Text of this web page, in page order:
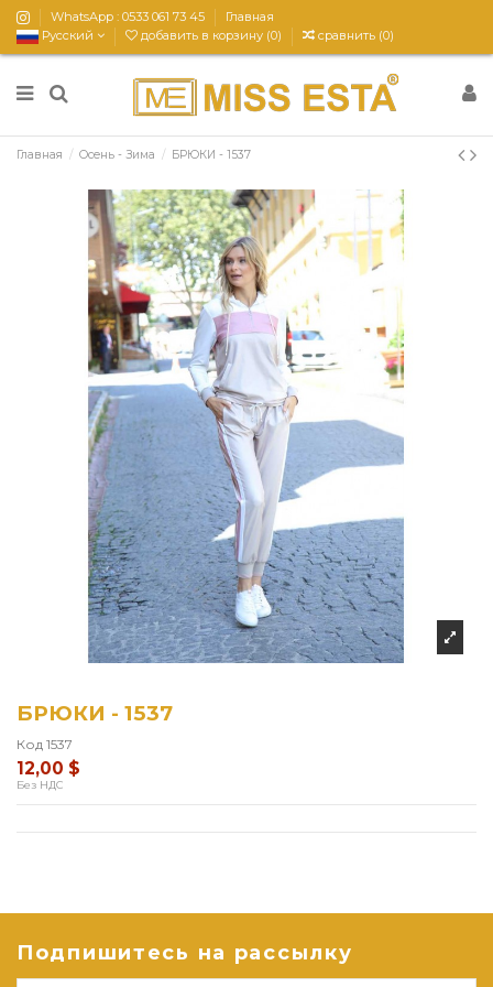
WhatsApp : 0533 061 73 45
Главная
Русский
добавить в корзину (0) сравнить (0)
Главная Осень - Зима БРЮКИ - 1537
БРЮКИ - 1537
Код 1537
12,00 $
Без НДС
Подпишитесь на рассылку